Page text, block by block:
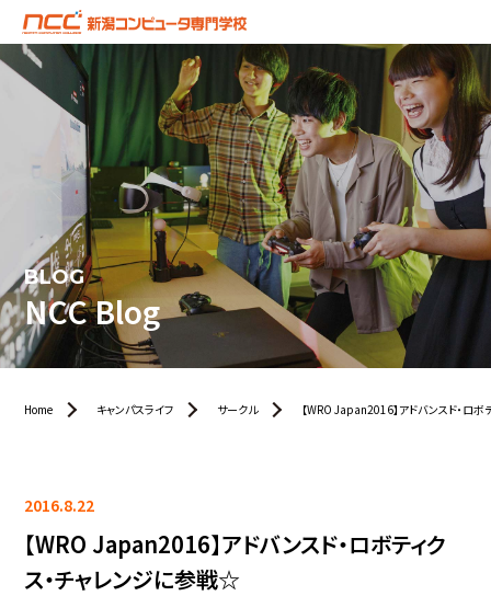
BLOG
NCC Blog
Home キャンパスライフ サークル 【WRO Japan2016】アドバンスド・ロ
2016.8.22
【WRO Japan2016】アドバンスド・ロボティク
ス・チャレンジに参戦☆